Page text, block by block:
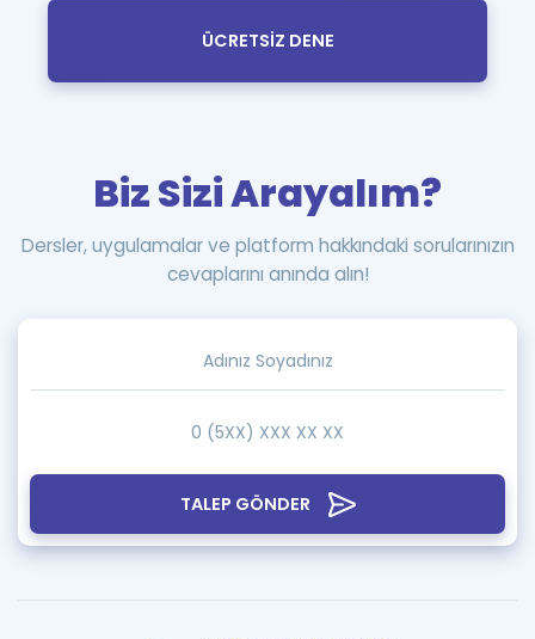
ÜCRETSİZ DENE
TALEP GÖNDER
Biz Sizi Arayalım?
Dersler, uygulamalar ve platform hakkındaki sorularınızın
cevaplarını anında alın!